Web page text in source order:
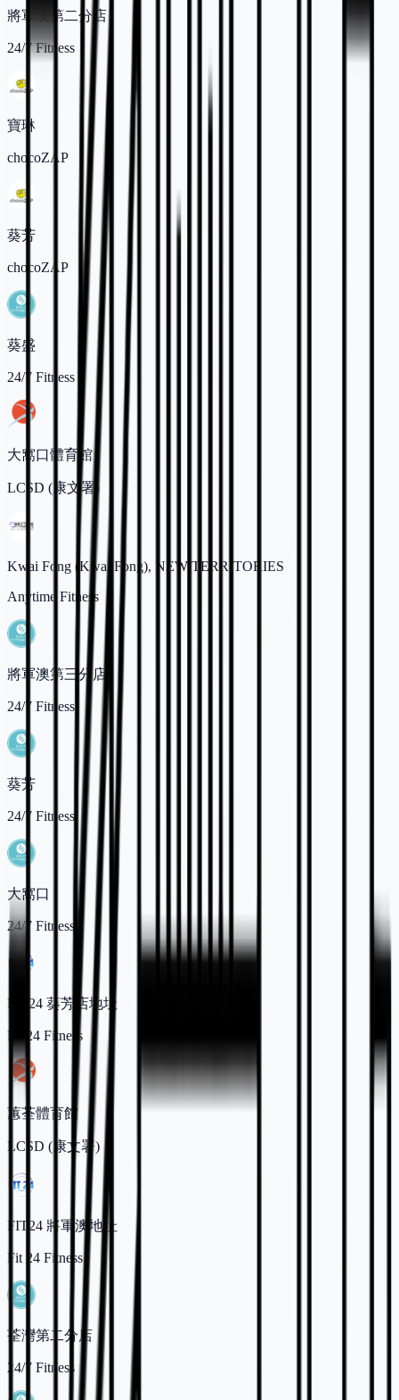
將軍澳第二分店
24/7 Fitness
寶琳
chocoZAP
葵芳
chocoZAP
葵盛
24/7 Fitness
大窩口體育館
LCSD (康文署)
Kwai Fong (Kwai Fong), NEW TERRITORIES
Anytime Fitness
將軍澳第三分店
24/7 Fitness
葵芳
24/7 Fitness
大窩口
24/7 Fitness
FIT24 葵芳店地址
Fit 24 Fitness
蕙荃體育館
LCSD (康文署)
FIT24 將軍澳地址
Fit 24 Fitness
荃灣第二分店
24/7 Fitness